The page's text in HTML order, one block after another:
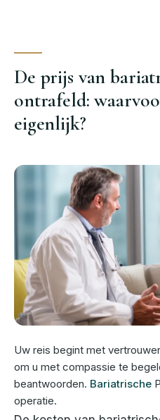
De prijs van
ontrafeld:
eigenlijk?
Uw reis begint met
om u met compassie te
beantwoorden. Bariatrische
operatie.